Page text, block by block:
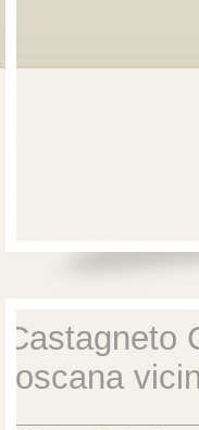
Castagneto
toscana